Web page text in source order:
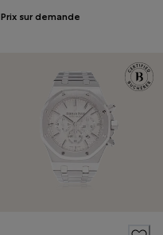
Prix sur demande